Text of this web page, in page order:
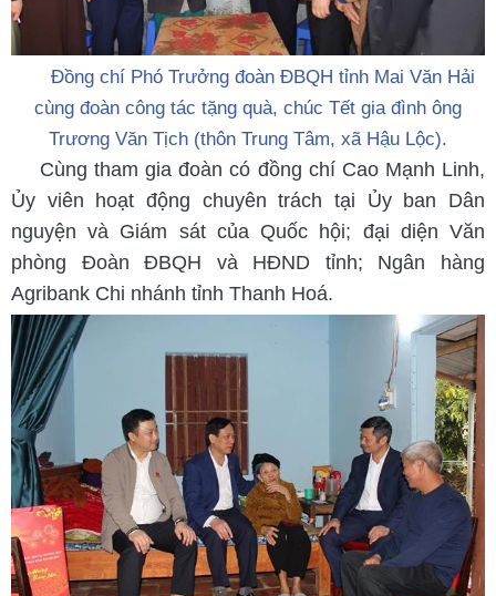
Đồng chí Phó Trưởng đoàn ĐBQH tỉnh Mai Văn Hải
cùng đoàn công tác tặng quà, chúc Tết gia đình ông
Trương Văn Tịch (thôn Trung Tâm, xã Hậu Lộc).
Cùng tham gia đoàn có đồng chí Cao Mạnh Linh,
Ủy viên hoạt động chuyên trách tại Ủy ban Dân
nguyện và Giám sát của Quốc hội; đại diện Văn
phòng Đoàn ĐBQH và HĐND tỉnh; Ngân hàng
Agribank Chi nhánh tỉnh Thanh Hoá.